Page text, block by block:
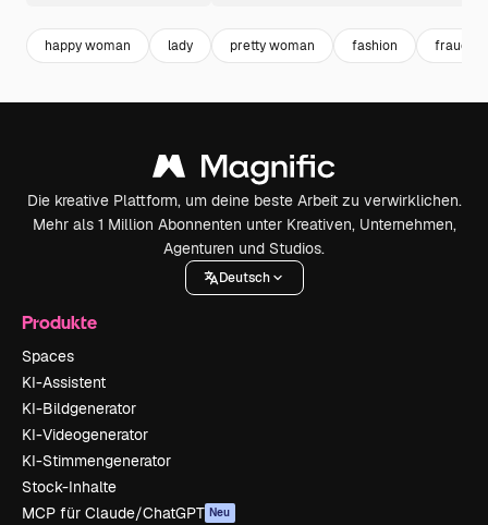
happy woman lady pretty woman fashion frauen
Die kreative Plattform, um deine beste Arbeit zu verwirklichen.
Mehr als 1 Million Abonnenten unter Kreativen, Unternehmen,
Agenturen und Studios.
Deutsch
Produkte
Spaces
KI-Assistent
KI-Bildgenerator
KI-Videogenerator
KI-Stimmengenerator
Stock-Inhalte
MCP für Claude/ChatGPT Neu